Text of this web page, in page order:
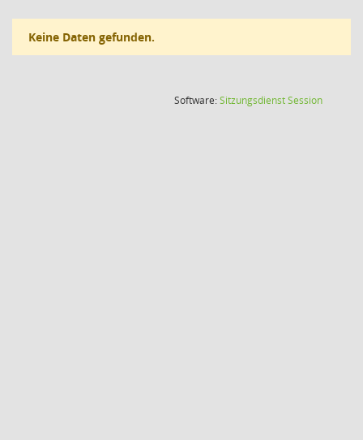
Keine Daten gefunden.
Software:SitzungsdienstSession(Wird in